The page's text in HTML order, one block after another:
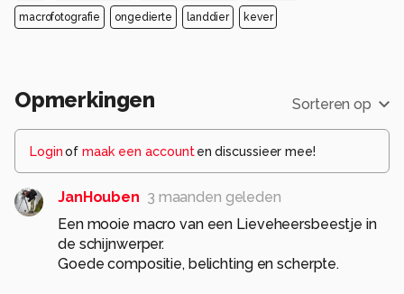
macrofotografie ongedierte landdier kever
Opmerkingen Sorteren op
Loginof maak een account en discussieer mee!
JanHouben 3 maanden geleden
Een mooie macro van een Lieveheersbeestje in
de schijnwerper.
Goede compositie, belichting en scherpte.